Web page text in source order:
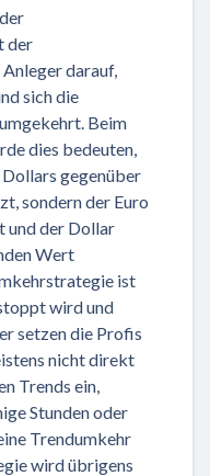
der
darauf,
sich die
Beim
dies bedeuten,
gegenüber
sondern der Euro
und der Dollar
Wert
ist
wird und
setzen die Profis
nicht direkt
Trends ein,
Stunden oder
Trendumkehr
wird übrigens